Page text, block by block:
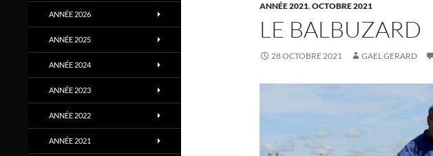
ANNÉE 2021,OCTOBRE 2021
LE BALBUZARD
28 OCTOBRE 2021 GAEL GERARD
ANNÉE 2026
ANNÉE 2025
ANNÉE 2024
ANNÉE 2023
ANNÉE 2022
ANNÉE 2021